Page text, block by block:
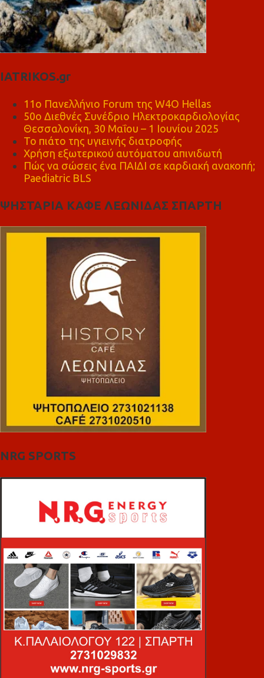
IATRIKOS.gr
11ο Πανελλήνιο Forum της W4O Hellas
50ο Διεθνές Συνέδριο Ηλεκτροκαρδιολογίας
Θεσσαλονίκη, 30 Μαΐου – 1 Ιουνίου 2025
Το πιάτο της υγιεινής διατροφής
Χρήση εξωτερικού αυτόματου απινιδωτή
Πώς να σώσεις ένα ΠΑΙΔΙ σε καρδιακή ανακοπή;
Paediatric BLS
ΨΗΣΤΑΡΙΑ ΚΑΦΕ ΛΕΩΝΙΔΑΣ ΣΠΑΡΤΗ
NRG SPORTS